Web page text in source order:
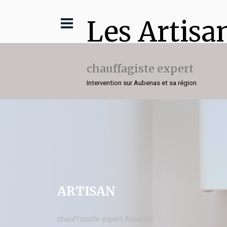
Les
chauffagiste expert
Intervention sur Aubenas et sa région
ARTISAN
chauffagiste expert Aubenas